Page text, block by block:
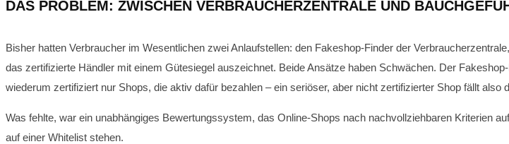
DAS PROBLEM: ZWISCHEN VERBRAUCHERZENTRALE UND
Bisher hatten Verbraucher im Wesentlichen zwei Anlaufstellen: den Fakeshop-Finder der
das zertifizierte Händler mit einem Gütesiegel auszeichnet. Beide Ansätze haben Schwächen. Der
wiederum zertifiziert nur Shops, die aktiv dafür bezahlen – ein seriöser, aber nicht zertifizierter Shop fällt also
Was fehlte, war ein unabhängiges Bewertungssystem, das Online-Shops nach nachvollziehbaren Kriterien
auf einer Whitelist stehen.